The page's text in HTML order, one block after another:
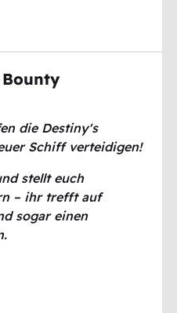
die Destiny's
Schiff verteidigen!
stellt euch
– ihr trefft auf
sogar einen